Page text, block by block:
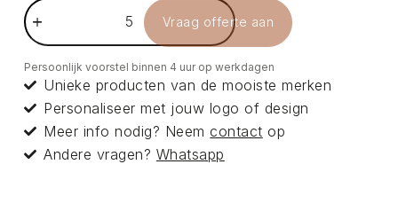
Vraag offerte aan
Persoonlijk voorstel binnen 4 uur op werkdagen
Unieke producten van de mooiste merken
Personaliseer met jouw logo of design
Meer info nodig? Neemcontact op
Andere vragen? Whatsapp